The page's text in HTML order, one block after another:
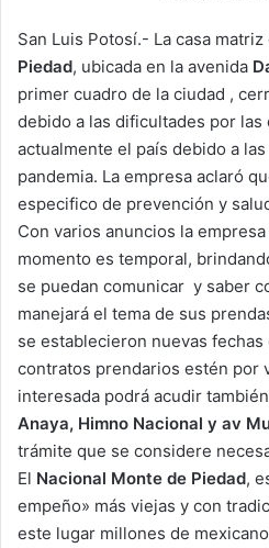
San Luis Potosí.- La casa matriz
Piedad, ubicada en la avenida
primer cuadro de la ciudad ,
debido a las dificultades por las
actualmente el país debido a
pandemia. La empresa aclaró
especifico de prevención y
Con varios anuncios la
momento es temporal,
se puedan comunicar y saber
manejará el tema de sus
se establecieron nuevas
contratos prendarios estén por
interesada podrá acudir
Anaya, Himno Nacional y av
trámite que se considere
El Nacional Monte de Piedad,
empeño» más viejas y con
este lugar millones de